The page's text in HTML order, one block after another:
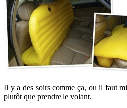
Il y a des soirs comme ça, ou il faut
plutôt que prendre le volant.